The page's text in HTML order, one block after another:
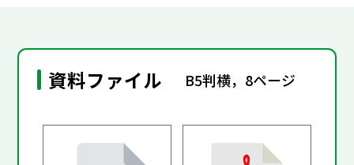
資料ファイル B5判横，8ページ